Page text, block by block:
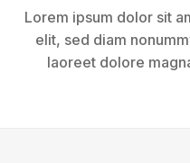
Lorem ipsum dolor sit
elit, sed diam
laoreet dolore